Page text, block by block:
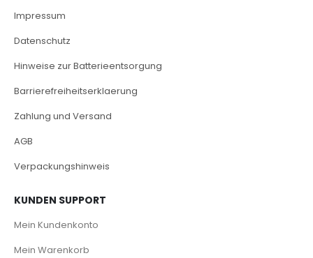
Impressum
Datenschutz
Hinweise zur Batterieentsorgung
Barrierefreiheitserklaerung
Zahlung und Versand
AGB
Verpackungshinweis
KUNDEN SUPPORT
Mein Kundenkonto
Mein Warenkorb